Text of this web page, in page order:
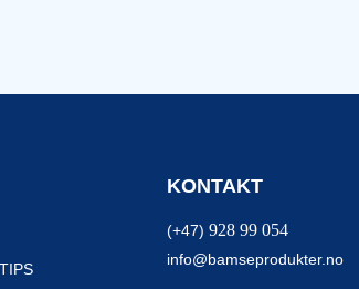
KONTAKT
(+47) 928 99 054
info@bamseprodukter.no